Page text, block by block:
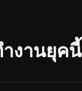
ำงานยุคนี้